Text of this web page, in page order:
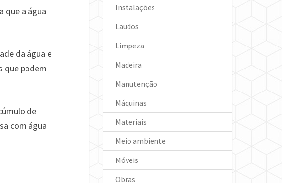
que a água
da água e
que podem
de
com água
Instalações
Laudos
Limpeza
Madeira
Manutenção
Máquinas
Materiais
Meio ambiente
Móveis
Obras